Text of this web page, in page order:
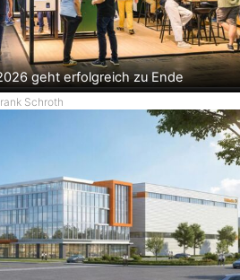
geht erfolgreich zu Ende
Schroth